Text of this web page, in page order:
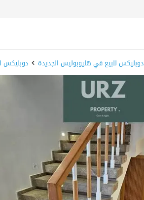
دوبليكس للبيع في هليوبوليس الجديدة دوبليكس